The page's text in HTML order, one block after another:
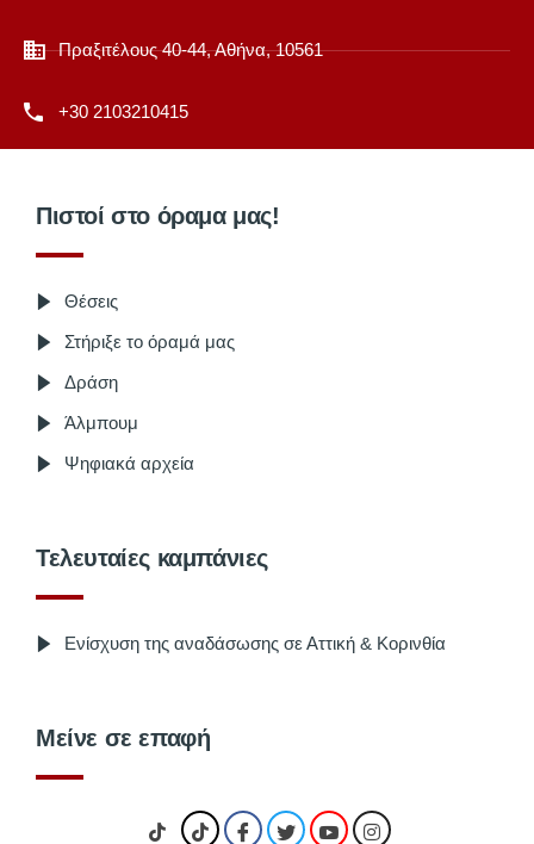
Πραξιτέλους 40-44, Αθήνα, 10561
+30 2103210415
Πιστοί στο όραμα μας!
Θέσεις
Στήριξε το όραμά μας
Δράση
Άλμπουμ
Ψηφιακά αρχεία
Τελευταίες καμπάνιες
Ενίσχυση της αναδάσωσης σε Αττική & Κορινθία
Μείνε σε επαφή